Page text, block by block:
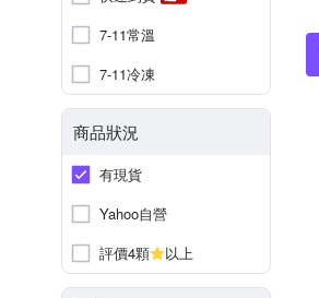
7-11常溫
7-11冷凍
商品狀況
有現貨
Yahoo自營
評價4顆
以上